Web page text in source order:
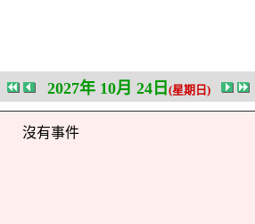
2027年 10月 24日 (星期日)
沒有事件